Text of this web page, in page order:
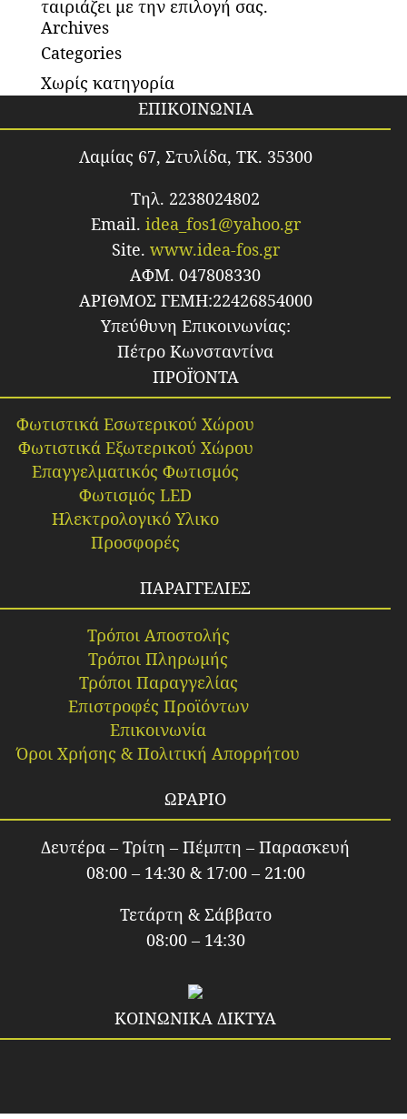
ταιριάζει με την επιλογή σας.
Archives
Categories
Χωρίς κατηγορία
ΕΠΙΚΟΙΝΩΝΙΑ
Λαμίας 67, Στυλίδα, TK. 35300
Τηλ. 2238024802
Email. idea_fos1@yahoo.gr
Site. www.idea-fos.gr
ΑΦΜ. 047808330
ΑΡΙΘΜΟΣ ΓΕΜΗ:22426854000
Υπεύθυνη Επικοινωνίας:
Πέτρο Κωνσταντίνα
ΠΡΟΪΌΝΤΑ
Φωτιστικά Εσωτερικού Χώρου
Φωτιστικά Εξωτερικού Χώρου
Επαγγελματικός Φωτισμός
Φωτισμός LED
Ηλεκτρολογικό Υλικο
Προσφορές
ΠΑΡΑΓΓΕΛΙΕΣ
Τρόποι Αποστολής
Τρόποι Πληρωμής
Τρόποι Παραγγελίας
Επιστροφές Προϊόντων
Επικοινωνία
Όροι Χρήσης & Πολιτική Απορρήτου
ΩΡΑΡΙΟ
Δευτέρα – Τρίτη – Πέμπτη – Παρασκευή
08:00 – 14:30 & 17:00 – 21:00
Τετάρτη & Σάββατο
08:00 – 14:30
ΚΟΙΝΩΝΙΚΑ ΔΙΚΤΥΑ